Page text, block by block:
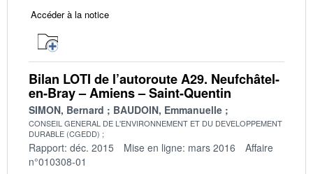
Accéder à la notice
Bilan LOTI de l’autoroute A29. Neufchâtel-
en-Bray – Amiens – Saint-Quentin
SIMON, Bernard BAUDOIN, Emmanuelle
CONSEIL GENERAL DE L'ENVIRONNEMENT ET DU DEVELOPPEMENT
DURABLE (CGEDD)
Rapport: déc. 2015 Mise en ligne: mars 2016
Affaire
n°010308-01